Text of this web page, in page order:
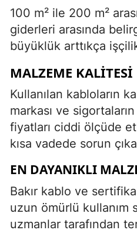
100 m² ile 200 m²
giderleri arasında
büyüklük arttıkça
MALZEME KALITESI
Kullanılan kabloların
markası ve
fiyatları ciddi ölçüde
kısa vadede sorun
EN DAYANIKLI
Bakır kablo ve
uzun ömürlü kullanım
uzmanlar tarafından